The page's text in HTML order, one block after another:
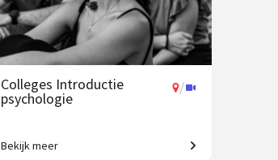
Colleges Introductie
psychologie
/
Van gedrag tot geheugen, van
Bekijk meer